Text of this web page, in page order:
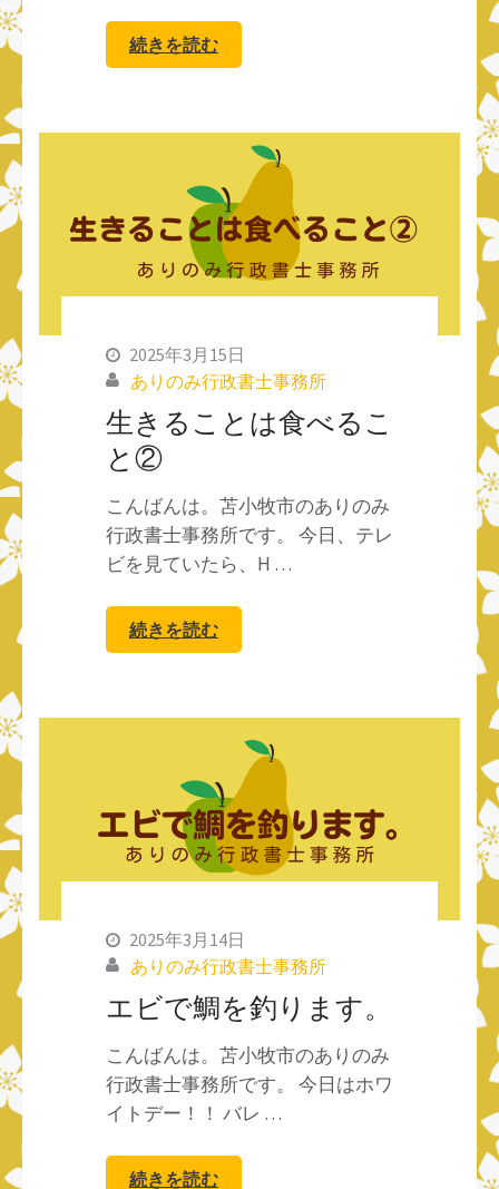
続きを読む
2025年3月15日
ありのみ行政書士事務所
生きることは食べるこ
と②
こんばんは。苫小牧市のありのみ
行政書士事務所です。 今日、テレ
ビを見ていたら、H …
続きを読む
2025年3月14日
ありのみ行政書士事務所
エビで鯛を釣ります。
こんばんは。苫小牧市のありのみ
行政書士事務所です。 今日はホワ
イトデー！！ バレ …
続きを読む